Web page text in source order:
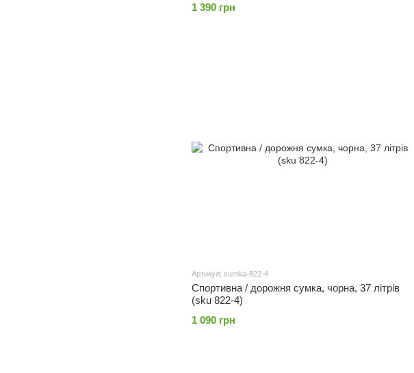
1 390 грн
Артикул: sumka-822-4
Спортивна / дорожня сумка, чорна, 37 літрів
(sku 822-4)
1 090 грн